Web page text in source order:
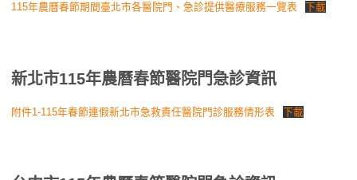
115年農曆春節期間臺北市各醫院門、急診提供醫療服務一覽表 下載
新北市115年農曆春節醫院門急診資訊
附件1-115年春節連假新北市急救責任醫院門診服務情形表 下載